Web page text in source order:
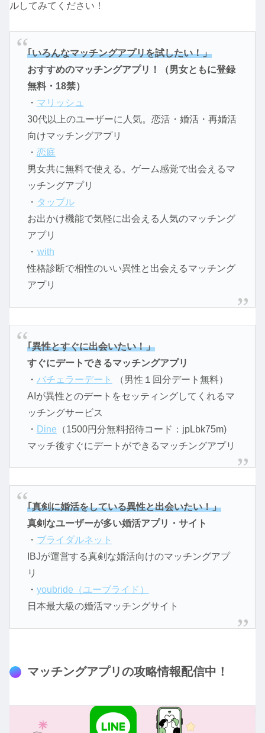
ルしてみてください！
｢いろんなマッチングアプリを試したい！」
おすすめのマッチングアプリ！（男女ともに登録
無料・18禁）
・ マリッシュ
30代以上のユーザーに人気。恋活・婚活・再婚活
向けマッチングアプリ
・ 恋庭
男女共に無料で使える。ゲーム感覚で出会えるマ
ッチングアプリ
・ タップル
お出かけ機能で気軽に出会える人気のマッチング
アプリ
・ with
性格診断で相性のいい異性と出会えるマッチング
アプリ
｢異性とすぐに出会いたい！」
すぐにデートできるマッチングアプリ
・ バチェラーデート
（男性１回分デート無料）
AIが異性とのデートをセッティングしてくれるマ
ッチングサービス
・ Dine （1500円分無料招待コード：jpLbk75m)
マッチ後すぐにデートができるマッチングアプリ
｢真剣に婚活をしている異性と出会いたい！」
真剣なユーザーが多い婚活アプリ・サイト
・ ブライダルネット
IBJが運営する真剣な婚活向けのマッチングアプ
リ
・ youbride（ユーブライド）
日本最大級の婚活マッチングサイト
マッチングアプリの攻略情報配信中！